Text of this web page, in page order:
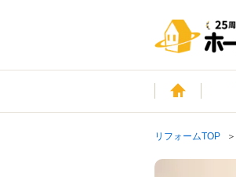
リフォームTOP